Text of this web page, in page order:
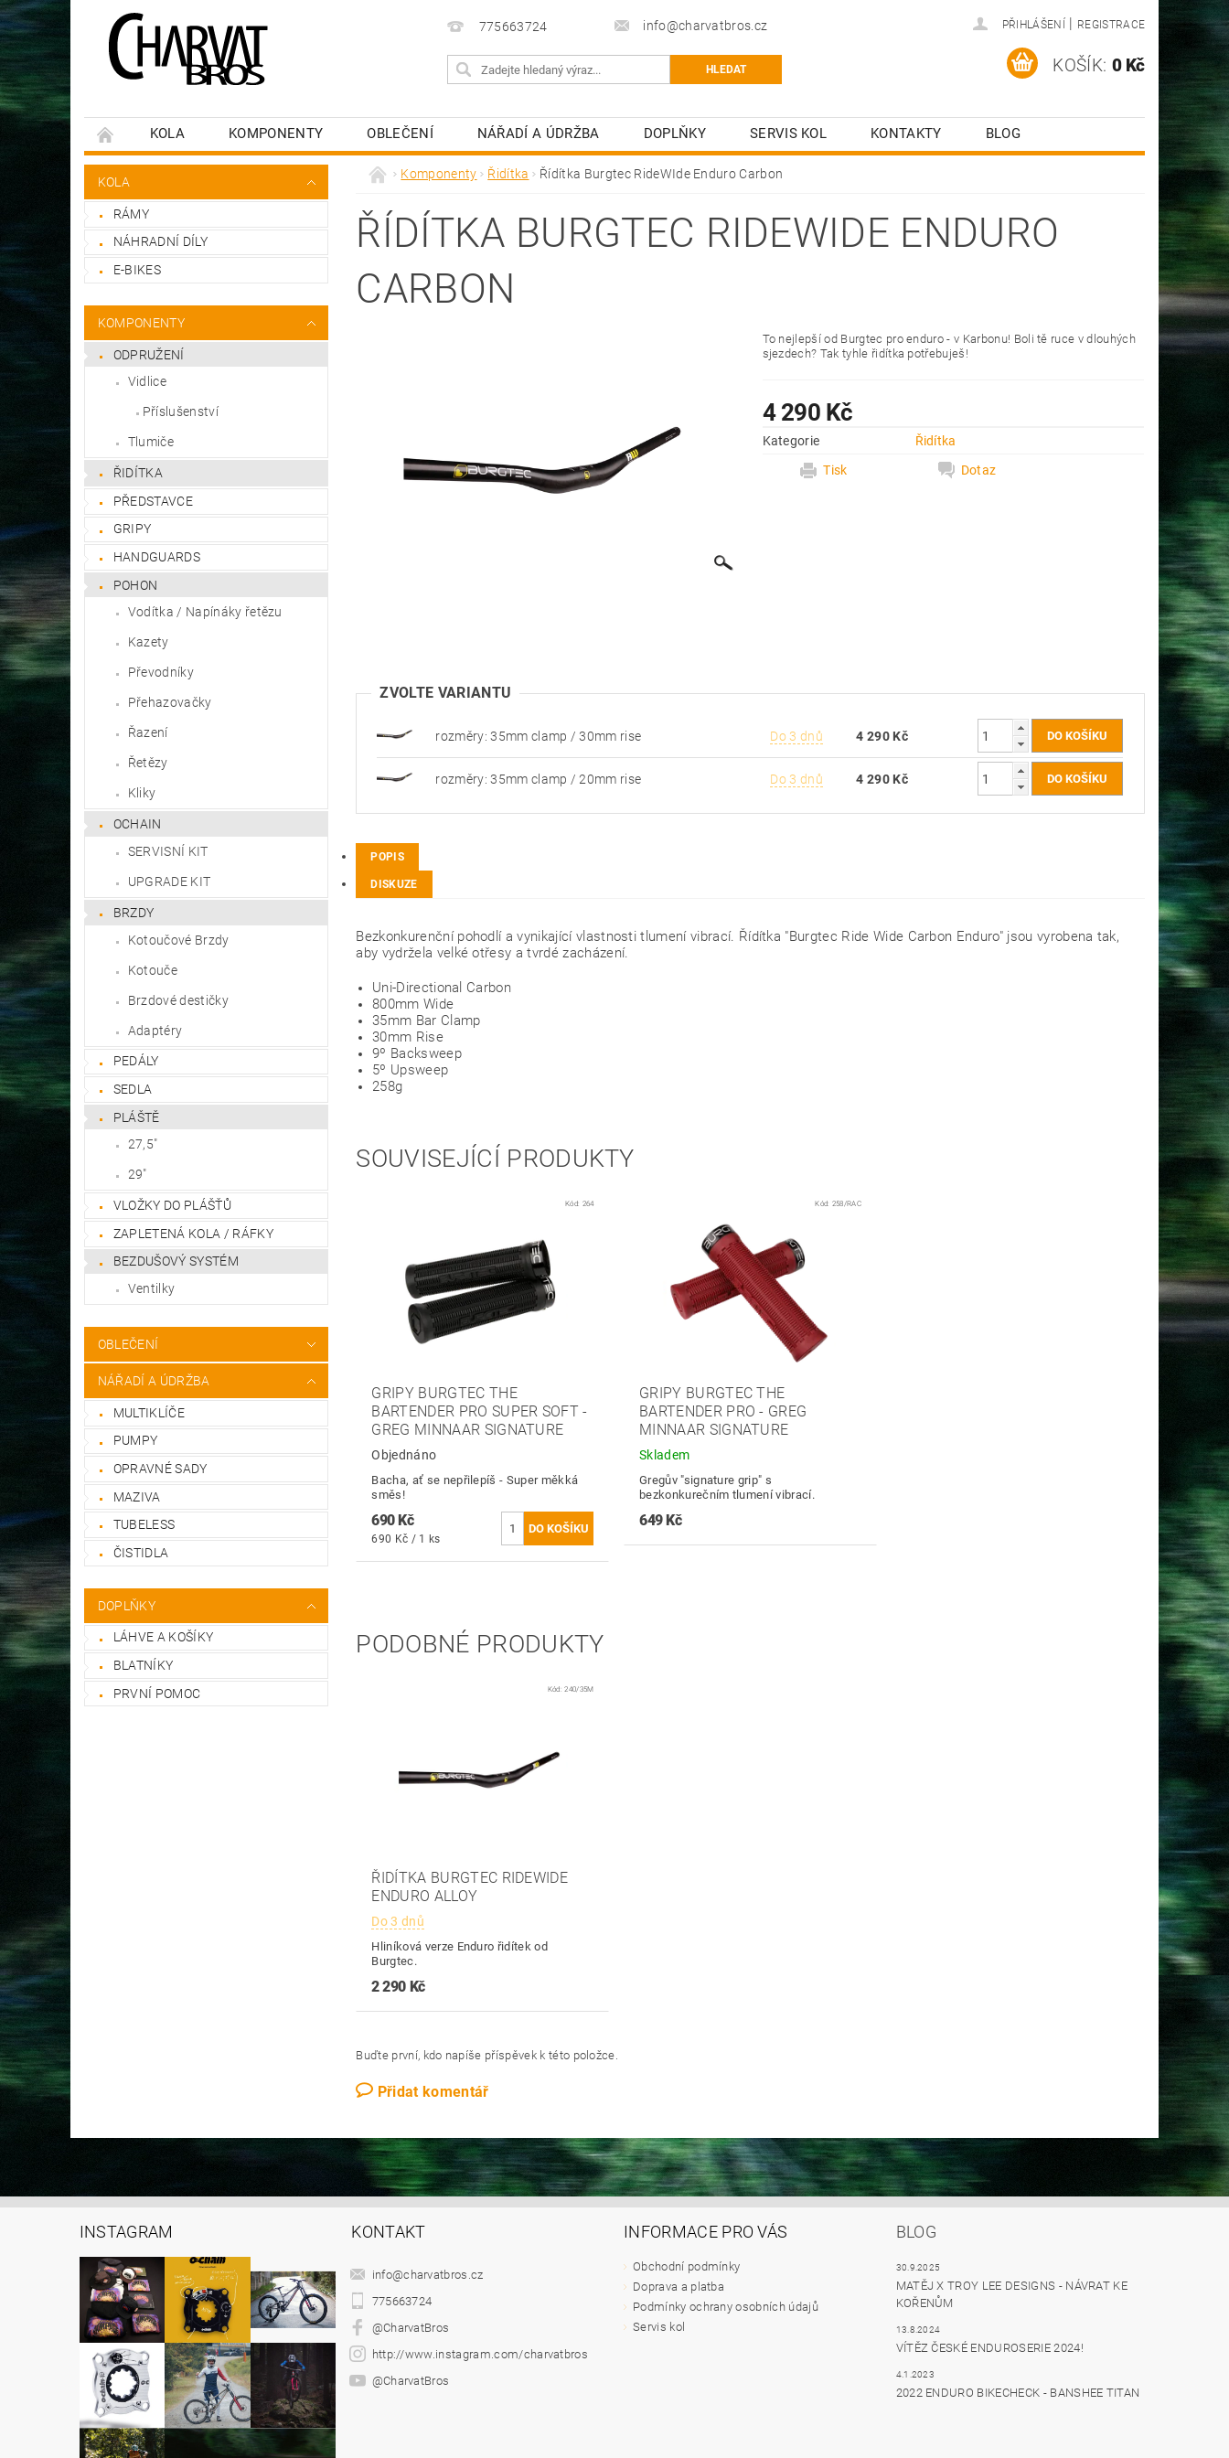
775663724 info@charvatbros.cz PŘIHLÁŠENÍ | REGISTRACE
KOŠÍK: 0 Kč
KOLA KOMPONENTY OBLEČENÍ NÁŘADÍ A ÚDRŽBA DOPLŇKY SERVIS KOL KONTAKTY BLOG
KOLA
RÁMY
NÁHRADNÍ DÍLY
E-BIKES
KOMPONENTY
ODPRUŽENÍ
Vidlice
Příslušenství
Tlumiče
ŘIDÍTKA
PŘEDSTAVCE
GRIPY
HANDGUARDS
POHON
Vodítka / Napínáky řetězu
Kazety
Převodníky
Přehazovačky
Řazení
Řetězy
Kliky
OCHAIN
SERVISNÍ KIT
UPGRADE KIT
BRZDY
Kotoučové Brzdy
Kotouče
Brzdové destičky
Adaptéry
PEDÁLY
SEDLA
PLÁŠTĚ
27,5"
29"
VLOŽKY DO PLÁŠŤŮ
ZAPLETENÁ KOLA / RÁFKY
BEZDUŠOVÝ SYSTÉM
Ventilky
OBLEČENÍ
NÁŘADÍ A ÚDRŽBA
MULTIKLÍČE
PUMPY
OPRAVNÉ SADY
MAZIVA
TUBELESS
ČISTIDLA
DOPLŇKY
LÁHVE A KOŠÍKY
BLATNÍKY
PRVNÍ POMOC
Komponenty Řidítka Řídítka Burgtec RideWIde Enduro Carbon
ŘÍDÍTKA BURGTEC RIDEWIDE ENDURO
CARBON
To nejlepší od Burgtec pro enduro - v Karbonu! Boli tě ruce v dlouhých
sjezdech? Tak tyhle řidítka potřebuješ!
4 290 Kč
Kategorie
Řidítka
Tisk
Dotaz
ZVOLTE VARIANTU
rozměry: 35mm clamp / 30mm rise Do 3 dnů 4 290 Kč
rozměry: 35mm clamp / 20mm rise Do 3 dnů 4 290 Kč
POPIS
DISKUZE
Bezkonkurenční pohodlí a vynikající vlastnosti tlumení vibrací. Řídítka "Burgtec Ride Wide Carbon Enduro" jsou vyrobena tak,
aby vydržela velké otřesy a tvrdé zacházení.
Uni-Directional Carbon
800mm Wide
35mm Bar Clamp
30mm Rise
9º Backsweep
5º Upsweep
258g
SOUVISEJÍCÍ PRODUKTY
Kód: 264
GRIPY BURGTEC THE
BARTENDER PRO SUPER SOFT -
GREG MINNAAR SIGNATURE
Objednáno
Bacha, ať se nepřilepíš - Super měkká
směs!
690 Kč
690 Kč / 1 ks
Kód: 258/RAC
GRIPY BURGTEC THE
BARTENDER PRO - GREG
MINNAAR SIGNATURE
Skladem
Gregův "signature grip" s
bezkonkurečním tlumení vibrací.
649 Kč
PODOBNÉ PRODUKTY
Kód:240/35M
ŘIDÍTKA BURGTEC RIDEWIDE
ENDURO ALLOY
Do 3 dnů
Hliníková verze Enduro řidítek od
Burgtec.
2 290 Kč
Buďte první, kdo napíše příspěvek k této položce.
Přidat komentář
INSTAGRAM KONTAKT
info@charvatbros.cz
775663724
@CharvatBros
http://www.instagram.com/charvatbros
@CharvatBros
INFORMACE PRO VÁS
Obchodní podmínky
Doprava a platba
Podmínky ochrany osobních údajů
Servis kol
BLOG
30.9.2025
MATĚJ X TROY LEE DESIGNS - NÁVRAT KE
KOŘENŮM
13.8.2024
VÍTĚZ ČESKÉ ENDUROSERIE 2024!
4.1.2023
2022 ENDURO BIKECHECK - BANSHEE TITAN